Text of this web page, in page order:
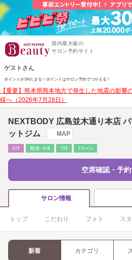
国内最大級の
サロン予約サイト
ゲストさん
ポイントが1%たまる！ ポイントはサロン予約でつかえる！
【重要】熊本県熊本地方で発生した地震の影
様へ（2026年7月28日）
NEXTBODY 広島並木通り本店
ットジム
MAP
ｴｽﾃ 整体･ｶｲﾛ ﾘﾗｸ ﾘﾌﾚｯｼｭ
空席確認・予
サロン情報
トップ こだわり フォト ス
新着 カテゴリ